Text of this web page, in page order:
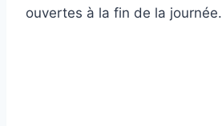
ouvertes à la fin de la journée.